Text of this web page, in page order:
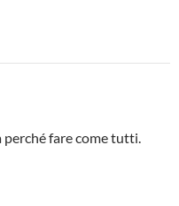
perché fare come tutti.